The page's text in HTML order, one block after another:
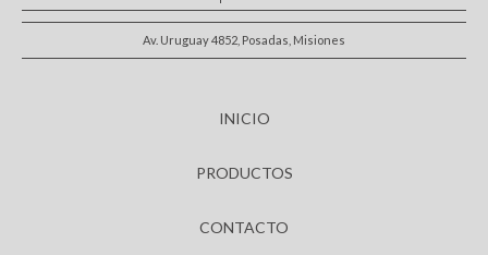
Av. Uruguay 4852, Posadas, Misiones
INICIO
PRODUCTOS
CONTACTO